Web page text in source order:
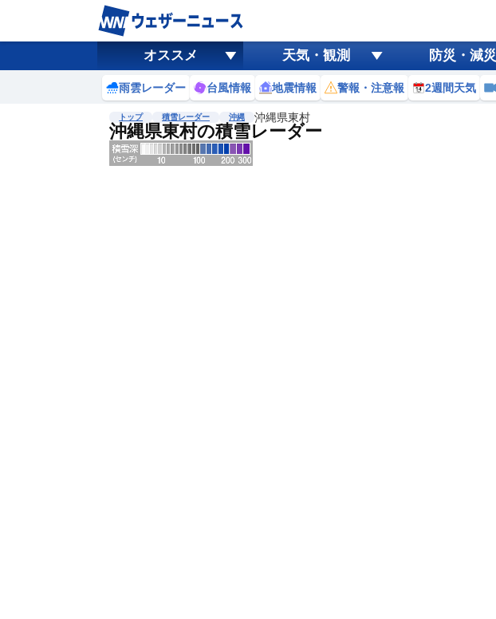
オススメ 天気・観測 防災・減災
雨雲レーダー 台風情報 地震情報 警報・注意報 2週間天気
トップ 積雪レーダー 沖縄 沖縄県東村
沖縄県東村の積雪レーダー